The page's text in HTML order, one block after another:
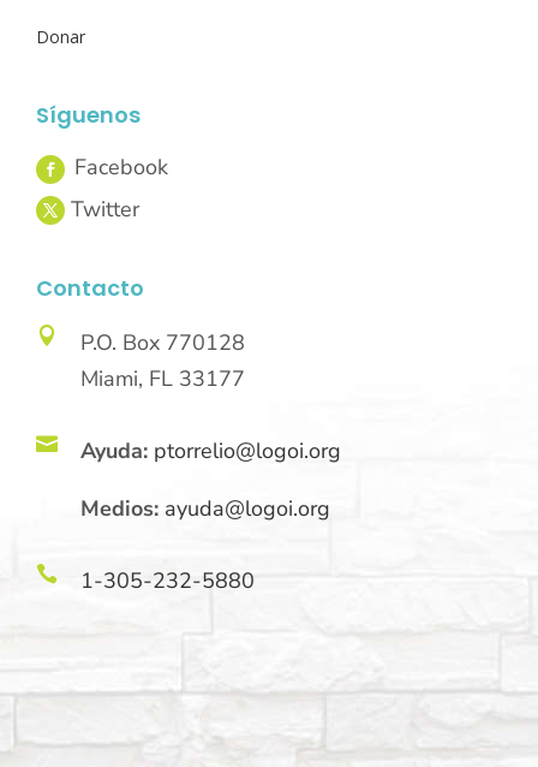
Donar
Síguenos
Contacto

P.O. Box 770128
Miami, FL 33177
 Ayuda: ptorrelio@logoi.org
Medios: ayuda@logoi.org
 1-305-232-5880